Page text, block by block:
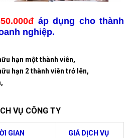
50.000đ áp dụng cho thành
nghiệp.
hạn một thành viên,
hạn 2 thành viên trở lên,
CÔNG TY
GIAN GIÁ DỊCH VỤ